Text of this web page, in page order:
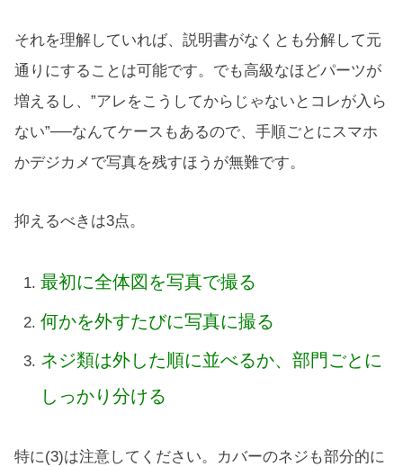
それを理解していれば、説明書がなくとも分解して元
通りにすることは可能です。でも高級なほどパーツが
増えるし、”アレをこうしてからじゃないとコレが入ら
ない”──なんてケースもあるので、手順ごとにスマホ
かデジカメで写真を残すほうが無難です。
抑えるべきは3点。
最初に全体図を写真で撮る
何かを外すたびに写真に撮る
ネジ類は外した順に並べるか、部門ごとに
しっかり分ける
特に(3)は注意してください。カバーのネジも部分的に